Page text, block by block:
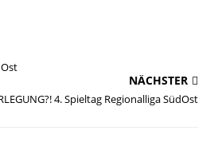
NÄCHSTER
4. Spieltag Regionalliga SüdOst